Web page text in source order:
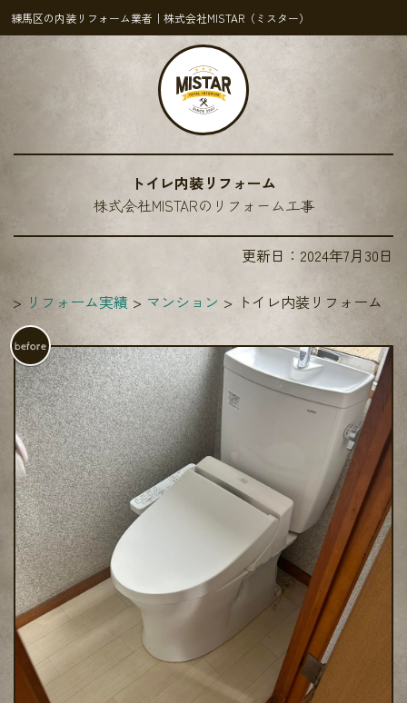
練馬区の内装リフォーム業者｜株式会社MISTAR（ミスター）
トイレ内装リフォーム
株式会社MISTARのリフォーム工事
更新日： 2024年7月30日
リフォーム実績 マンション トイレ内装リフォーム
before